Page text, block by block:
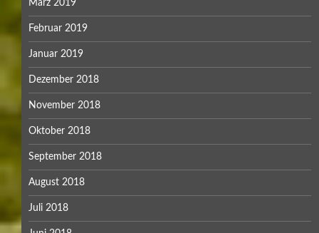
März 2019
Februar 2019
Januar 2019
Dezember 2018
November 2018
Oktober 2018
September 2018
August 2018
Juli 2018